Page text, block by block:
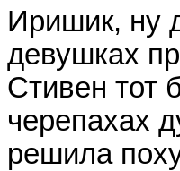
Иришик, ну
девушках
Стивен тот
черепахах
решила